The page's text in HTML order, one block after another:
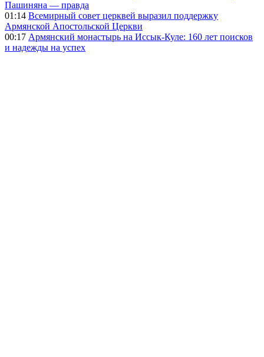
Пашиняна — правда
01:14 Всемирный совет церквей выразил поддержку
Армянской Апостольской Церкви
00:17 Армянский монастырь на Иссык-Куле: 160 лет поисков
и надежды на успех